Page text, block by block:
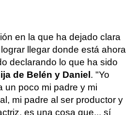
en la que ha dejado clara
llegar donde está ahora
declarando lo que ha sido
de Belén y Daniel. "Yo
un poco mi padre y mi
mi padre al ser productor y
es una cosa que... sí